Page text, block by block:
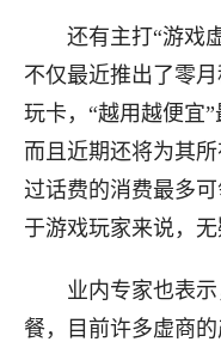
还有主打“游戏虚
不仅最近推出了零
玩卡，“越用越便宜”
而且近期还将为其
过话费的消费最多
于游戏玩家来说，无
业内专家也表示
餐，目前许多虚商